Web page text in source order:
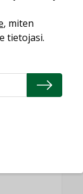
, miten
tietojasi.